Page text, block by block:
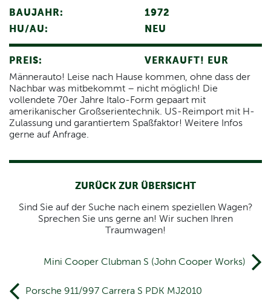
BAUJAHR:
1972
HU/AU:
NEU
PREIS:
VERKAUFT! EUR
Männerauto! Leise nach Hause kommen, ohne dass der
Nachbar was mitbekommt – nicht möglich! Die
vollendete 70er Jahre Italo-Form gepaart mit
amerikanischer Großserientechnik. US-Reimport mit H-
Zulassung und garantiertem Spaßfaktor! Weitere Infos
gerne auf Anfrage.
ZURÜCK ZUR ÜBERSICHT
Sind Sie auf der Suche nach einem speziellen Wagen?
Sprechen Sie uns gerne an! Wir suchen Ihren
Traumwagen!
Beitrags- Navigation
Mini Cooper Clubman S (John Cooper Works)
Porsche 911/997 Carrera S PDK MJ2010